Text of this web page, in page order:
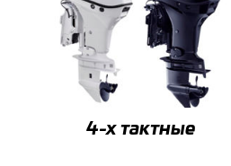
4-x тактные